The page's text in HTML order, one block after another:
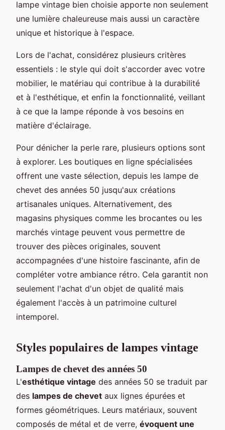
lampe vintage bien choisie apporte non seulement
une lumière chaleureuse mais aussi un caractère
unique et historique à l'espace.
Lors de l'achat, considérez plusieurs critères
essentiels : le style qui doit s'accorder avec votre
mobilier, le matériau qui contribue à la durabilité
et à l'esthétique, et enfin la fonctionnalité, veillant
à ce que la lampe réponde à vos besoins en
matière d'éclairage.
Pour dénicher la perle rare, plusieurs options sont
à explorer. Les boutiques en ligne spécialisées
offrent une vaste sélection, depuis les lampe de
chevet des années 50 jusqu'aux créations
artisanales uniques. Alternativement, des
magasins physiques comme les brocantes ou les
marchés vintage peuvent vous permettre de
trouver des pièces originales, souvent
accompagnées d'une histoire fascinante, afin de
compléter votre ambiance rétro. Cela garantit non
seulement l'achat d'un objet de qualité mais
également l'accès à un patrimoine culturel
intemporel.
Styles populaires de lampes vintage
Lampes de chevet des années 50
L'esthétique vintage des années 50 se traduit par
des lampes de chevet aux lignes épurées et
formes géométriques. Leurs matériaux, souvent
composés de métal et de verre, évoquent une